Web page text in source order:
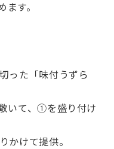
す。
った「味付うずら
いて、①を盛り付け
かけて提供。